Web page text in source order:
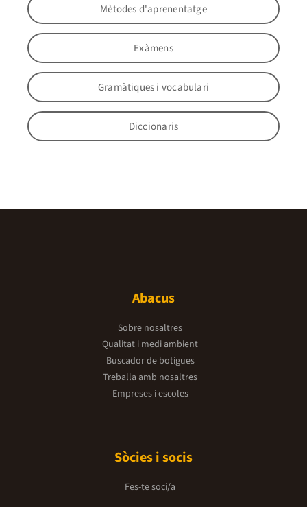
Mètodes d'aprenentatge
Exàmens
Gramàtiques i vocabulari
Diccionaris
Abacus
Sobre nosaltres
Qualitat i medi ambient
Buscador de botigues
Treballa amb nosaltres
Empreses i escoles
Sòcies i socis
Fes-te soci/a